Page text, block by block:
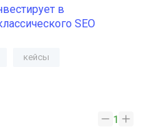
в
SEO
кейсы
1